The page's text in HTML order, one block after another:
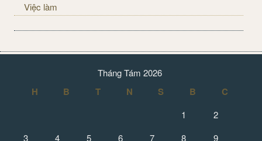
Việc làm
Tháng Tám 2026
H B T N S B C
1
2
3
4 5 6 7 8 9